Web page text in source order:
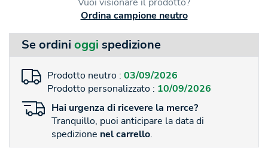
Ordina campione neutro
Se ordini oggi spedizione
Prodotto neutro : 03/09/2026
Prodotto personalizzato : 10/09/2026
Hai urgenza di ricevere la merce?
Tranquillo, puoi anticipare la data di
spedizione nel carrello.